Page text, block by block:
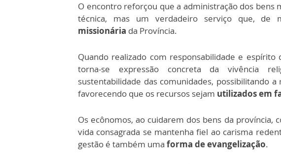
O encontro reforçou que a administração dos bens
técnica, mas um verdadeiro serviço que, de
missionária da Província.
Quando realizado com responsabilidade e
torna-se expressão concreta da vivência
sustentabilidade das comunidades, possibilitando a
favorecendo que os recursos sejam utilizados em
Os ecônomos, ao cuidarem dos bens da província,
vida consagrada se mantenha fiel ao carisma
gestão é também uma forma de evangelização.